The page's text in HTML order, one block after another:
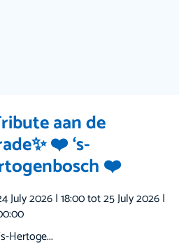
aan de
❤️ ‘s-
❤️
July 2026 | 18:00 tot 25 July 2026 |
Hertoge...